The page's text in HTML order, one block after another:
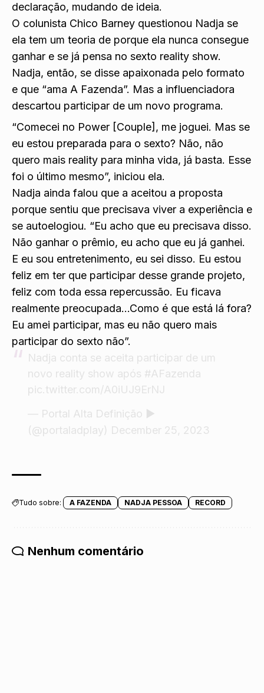
declaração, mudando de ideia.
O colunista Chico Barney questionou Nadja se
ela tem um teoria de porque ela nunca consegue
ganhar e se já pensa no sexto reality show.
Nadja, então, se disse apaixonada pelo formato
e que “ama A Fazenda”. Mas a influenciadora
descartou participar de um novo programa.
“Comecei no Power [Couple], me joguei. Mas se
eu estou preparada para o sexto? Não, não
quero mais reality para minha vida, já basta. Esse
foi o último mesmo”, iniciou ela.
Nadja ainda falou que a aceitou a proposta
porque sentiu que precisava viver a experiência e
se autoelogiou. “Eu acho que eu precisava disso.
Não ganhar o prêmio, eu acho que eu já ganhei.
E eu sou entretenimento, eu sei disso. Eu estou
feliz em ter que participar desse grande projeto,
feliz com toda essa repercussão. Eu ficava
realmente preocupada…Como é que está lá fora?
Eu amei participar, mas eu não quero mais
participar do sexto não”.
Nadja conta se aceita participar de um
novo reality show após #AFazenda
pic.twitter.com/A0iUJ9ErNJ
— Portal Alta Definição ▶️
(@portaladplay) December 25, 2023
Tudo sobre: A FAZENDA NADJA PESSOA RECORD
Nenhum comentário